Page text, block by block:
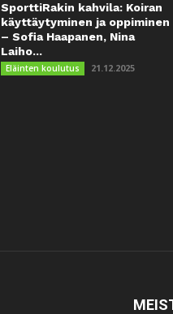
SporttiRakin kahvila: Koiran
käyttäytyminen ja oppiminen
– Sofia Haapanen, Nina
Laiho...
Eläinten koulutus 21.12.2025